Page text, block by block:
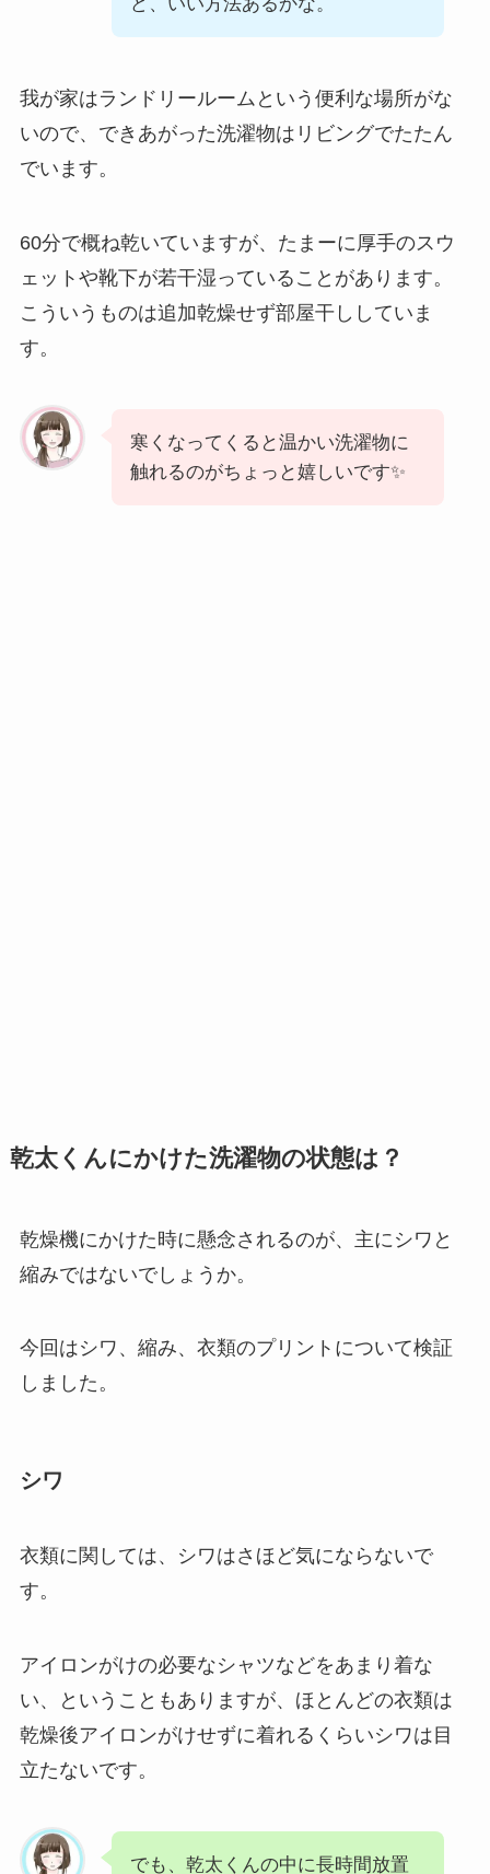
我が家はランドリールームという便利な場所がな
いので、できあがった洗濯物はリビングでたたん
でいます。
60分で概ね乾いていますが、たまーに厚手のスウ
ェットや靴下が若干湿っていることがあります。
こういうものは追加乾燥せず部屋干ししていま
す。
寒くなってくると温かい洗濯物に
触れるのがちょっと嬉しいです✨
乾太くんにかけた洗濯物の状態は？
乾燥機にかけた時に懸念されるのが、主にシワと
縮みではないでしょうか。
今回はシワ、縮み、衣類のプリントについて検証
しました。
シワ
衣類に関しては、シワはさほど気にならないで
す。
アイロンがけの必要なシャツなどをあまり着な
い、ということもありますが、ほとんどの衣類は
乾燥後アイロンがけせずに着れるくらいシワは目
立たないです。
でも、乾太くんの中に長時間放置